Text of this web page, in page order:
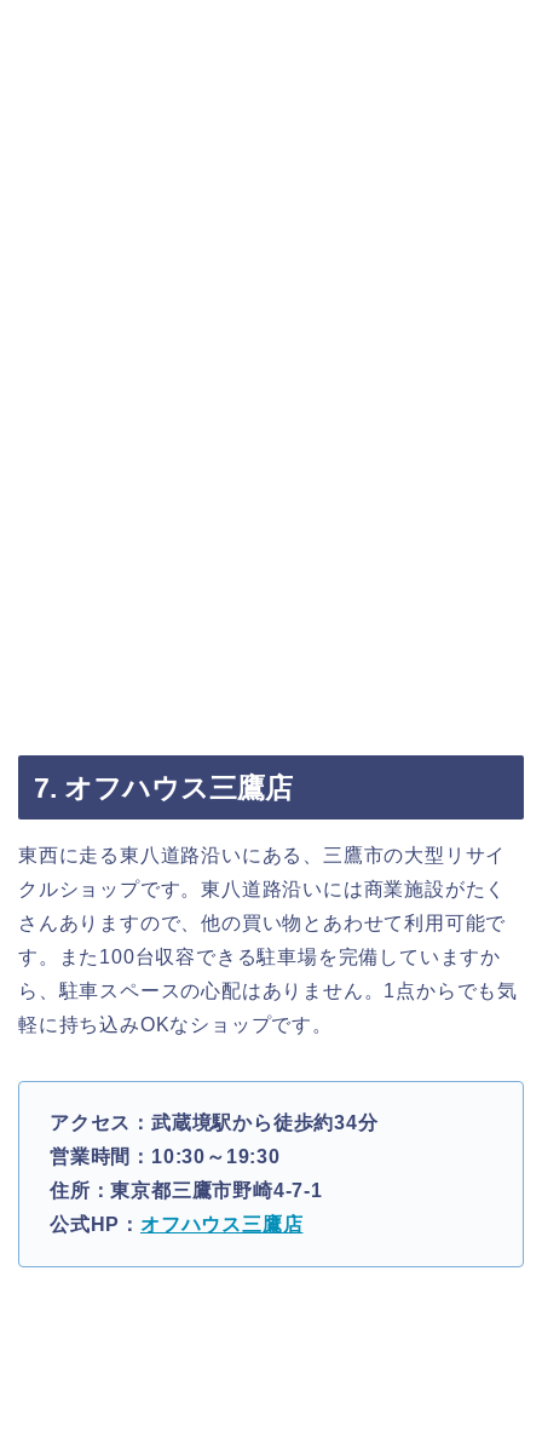
7. オフハウス三鷹店
東西に走る東八道路沿いにある、三鷹市の大型リサイ
クルショップです。東八道路沿いには商業施設がたく
さんありますので、他の買い物とあわせて利用可能で
す。また100台収容できる駐車場を完備していますか
ら、駐車スペースの心配はありません。1点からでも気
軽に持ち込みOKなショップです。
アクセス：武蔵境駅から徒歩約34分
営業時間：10:30～19:30
住所：東京都三鷹市野崎4-7-1
公式HP： オフハウス三鷹店